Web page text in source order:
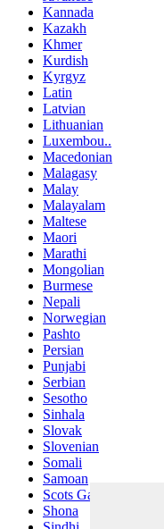
Kannada
Kazakh
Khmer
Kurdish
Kyrgyz
Latin
Latvian
Lithuanian
Luxembou..
Macedonian
Malagasy
Malay
Malayalam
Maltese
Maori
Marathi
Mongolian
Burmese
Nepali
Norwegian
Pashto
Persian
Punjabi
Serbian
Sesotho
Sinhala
Slovak
Slovenian
Somali
Samoan
Scots Gaelic
Shona